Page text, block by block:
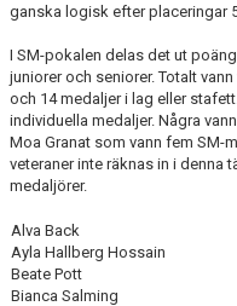
ganska logisk efter placeringar
I SM-pokalen delas det ut
juniorer och seniorer. Totalt
och 14 medaljer i lag eller
individuella medaljer. Några
Moa Granat som vann fem SM-
veteraner inte räknas in i denna
medaljörer.
Alva Back
Ayla Hallberg Hossain
Beate Pott
Bianca Salming